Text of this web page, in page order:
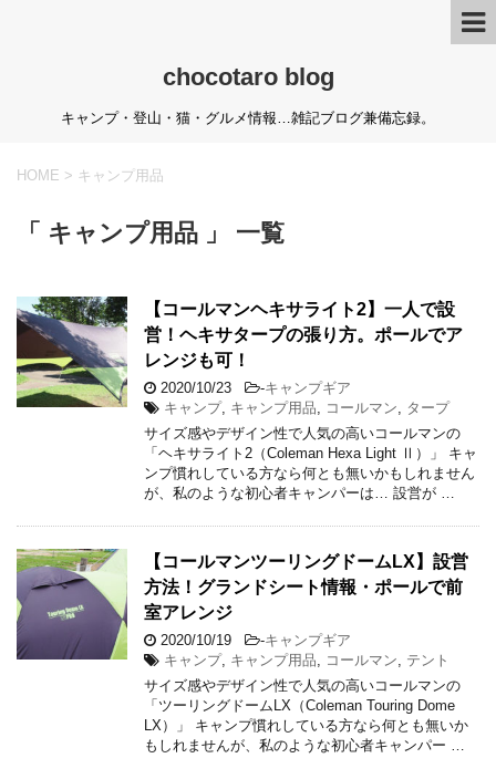
chocotaro blog
キャンプ・登山・猫・グルメ情報…雑記ブログ兼備忘録。
HOME > キャンプ用品
「 キャンプ用品 」 一覧
【コールマンヘキサライト2】一人で設
営！ヘキサタープの張り方。ポールでア
レンジも可！
2020/10/23 -キャンプギア
キャンプ, キャンプ用品 コールマン
タープ
サイズ感やデザイン性で人気の高いコールマンの
「ヘキサライト2（Coleman Hexa Light Ⅱ）」 キャ
ンプ慣れしている方なら何とも無いかもしれません
が、私のような初心者キャンパーは… 設営が …
【コールマンツーリングドームLX】設営
方法！グランドシート情報・ポールで前
室アレンジ
2020/10/19 -キャンプギア
キャンプ, キャンプ用品 コールマン
テント
サイズ感やデザイン性で人気の高いコールマンの
「ツーリングドームLX（Coleman Touring Dome
LX）」 キャンプ慣れしている方なら何とも無いか
もしれませんが、私のような初心者キャンパー …